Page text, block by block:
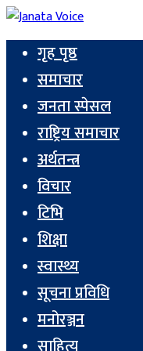
गृह पृष्ठ
समाचार
जनता स्पेसल
राष्ट्रिय समाचार
अर्थतन्त्र
विचार
टिभि
शिक्षा
स्वास्थ्य
सूचना प्रविधि
मनोरञ्जन